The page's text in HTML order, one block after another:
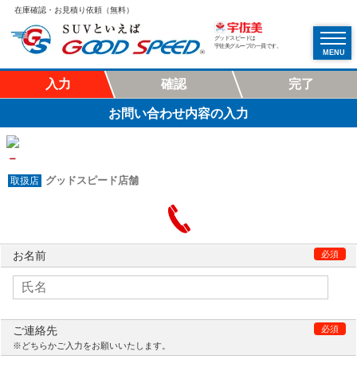
在庫確認・お見積り依頼（無料）
グッドスピードは
宇佐美グループの一員です。
MENU
入力 確認 完了
お問い合わせ内容の入力
－
グッドスピード店舗
お名前 必須
ご連絡先
必須
※どちらかご入力をお願いいたします。